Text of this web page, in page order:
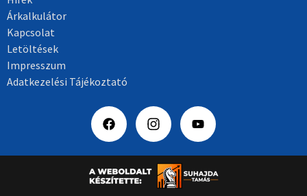
Árkalkulátor
Kapcsolat
Letöltések
Impresszum
Adatkezelési Tájékoztató